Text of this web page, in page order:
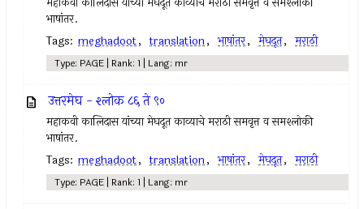
भाषांतर.
Tags: meghadoot, translation, भाषांतर, मेघदूत, मराठी
Type: PAGE | Rank: 1 | Lang: mr
उत्तरमेघ - श्लोक ८६ ते ९०
महाकवी कालिदास यांच्या मेघदूत काव्याचे मराठी समवृत्त व समश्लोकी
भाषांतर.
Tags: meghadoot, translation, भाषांतर, मेघदूत, मराठी
Type: PAGE | Rank: 1 | Lang: mr